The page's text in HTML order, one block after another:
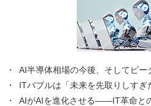
AI半導体相場の今後、そしてピー
ITバブルは「未来を先取りしすぎ
AIがAIを進化させる――IT革命と